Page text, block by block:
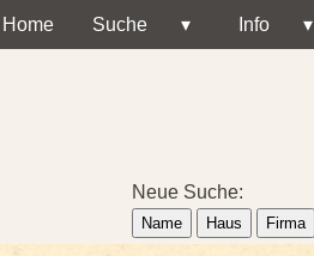
Home Suche ▾ Info ▾
Neue Suche:
Name Haus Firma